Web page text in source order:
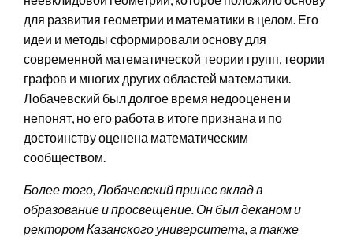
для развития геометрии и математики в целом. Его
идеи и методы сформировали основу для
современной математической теории групп, теории
графов и многих других областей математики.
Лобачевский был долгое время недооценен и
непонят, но его работа в итоге признана и по
достоинству оценена математическим
сообществом.
Более того, Лобачевский принес вклад в
образование и просвещение. Он был деканом и
ректором Казанского университета, а также